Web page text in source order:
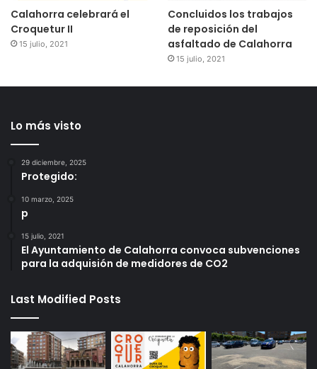
Calahorra celebrará el
Croquetur II
15 julio, 2021
Concluidos los trabajos
de reposición del
asfaltado de Calahorra
15 julio, 2021
Lo más visto
29 diciembre, 2025
Protegido:
10 marzo, 2025
p
15 julio, 2021
El Ayuntamiento de Calahorra convoca subvenciones
para la adquisión de medidores de CO2
Last Modified Posts